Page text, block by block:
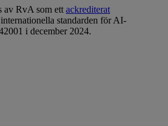
av RvA som ettackrediterat
standarden för AI-
i december 2024.